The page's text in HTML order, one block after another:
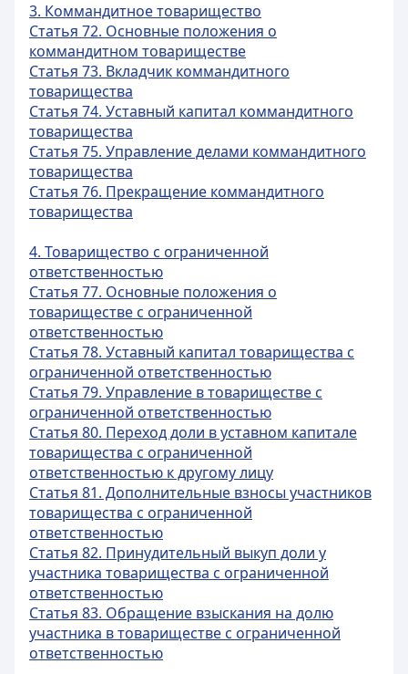
3. Коммандитное товарищество
Статья 72. Основные положения о
коммандитном товариществе
Статья 73. Вкладчик коммандитного
товарищества
Статья 74. Уставный капитал коммандитного
товарищества
Статья 75. Управление делами коммандитного
товарищества
Статья 76. Прекращение коммандитного
товарищества
4. Товарищество с ограниченной
ответственностью
Статья 77. Основные положения о
товариществе с ограниченной
ответственностью
Статья 78. Уставный капитал товарищества с
ограниченной ответственностью
Статья 79. Управление в товариществе с
ограниченной ответственностью
Статья 80. Переход доли в уставном капитале
товарищества с ограниченной
ответственностью к другому лицу
Статья 81. Дополнительные взносы участников
товарищества с ограниченной
ответственностью
Статья 82. Принудительный выкуп доли у
участника товарищества с ограниченной
ответственностью
Статья 83. Обращение взыскания на долю
участника в товариществе с ограниченной
ответственностью